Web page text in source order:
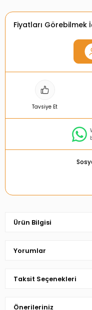
Fiyatları Görebilmek
Tavsiye Et
Ürün Bilgisi
Yorumlar
Taksit Seçenekleri
Önerileriniz